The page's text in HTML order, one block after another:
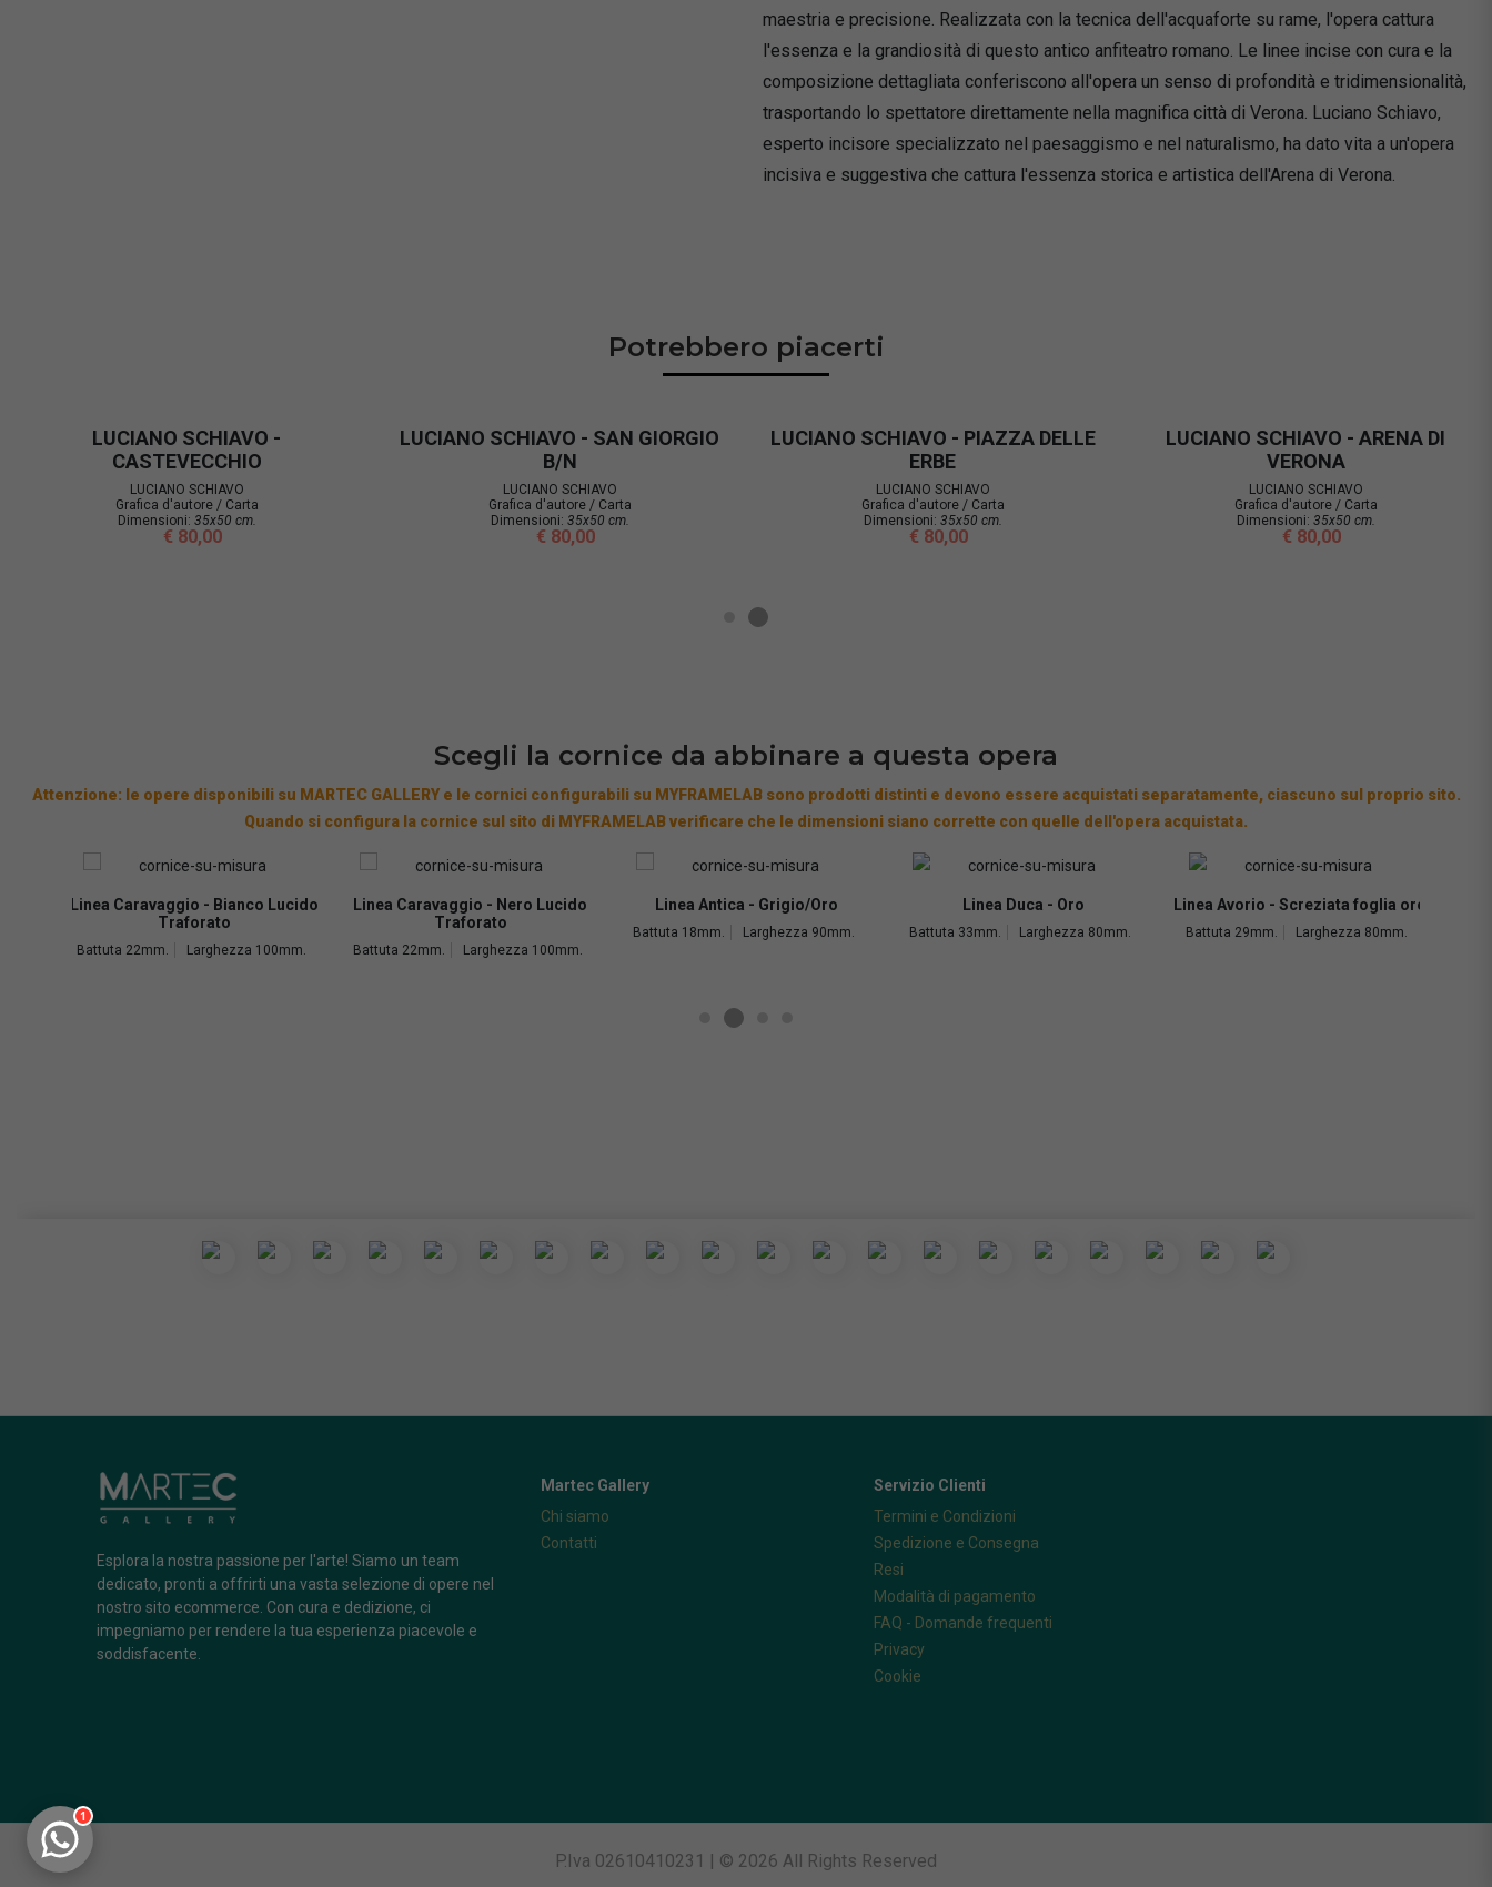
maestria e precisione. Realizzata con la tecnica dell'acquaforte su rame, l'opera cattura
l'essenza e la grandiosità di questo antico anfiteatro romano. Le linee incise con cura e la
composizione dettagliata conferiscono all'opera un senso di profondità e tridimensionalità,
trasportando lo spettatore direttamente nella magnifica città di Verona. Luciano Schiavo,
esperto incisore specializzato nel paesaggismo e nel naturalismo, ha dato vita a un'opera
incisiva e suggestiva che cattura l'essenza storica e artistica dell'Arena di Verona.
Potrebbero piacerti
LUCIANO SCHIAVO - ARENA DI
VERONA
LUCIANO SCHIAVO
Grafica d'autore / Carta
Dimensioni:35x50 cm.
€ 80,00
LUCIANO SCHIAVO - SAN GIORGIO
LUCIANO SCHIAVO
Grafica d'autore / Carta
Dimensioni:35x50 cm.
€ 80,00
LUCIANO SCHIAVO -
CASTEVECCHIO
LUCIANO SCHIAVO
Grafica d'autore / Carta
Dimensioni:35x50 cm.
€ 80,00
LUCIANO SCHIAVO - SAN GIORGIO
B/N
LUCIANO SCHIAVO
Grafica d'autore / Carta
Dimensioni:35x50 cm.
€ 80,00
Scegli la cornice da abbinare a questa opera
Attenzione: le opere disponibili su MARTEC GALLERY e le cornici configurabili su MYFRAMELAB sono prodotti distinti e devono essere acquistati separatamente, ciascuno sul proprio sito.
Quando si configura la cornice sul sito di MYFRAMELAB verificare che le dimensioni siano corrette con quelle dell'opera acquistata.
Esplora la nostra passione per l'arte! Siamo un team
dedicato, pronti a offrirti una vasta selezione di opere nel
nostro sito ecommerce. Con cura e dedizione, ci
impegniamo per rendere la tua esperienza piacevole e
soddisfacente.
Martec Gallery
Chi siamo
Contatti
Servizio Clienti
Termini e Condizioni
Spedizione e Consegna
Resi
Modalità di pagamento
FAQ - Domande frequenti
Privacy
Cookie
P.Iva 02610410231 | © 2026 All Rights Reserved
1